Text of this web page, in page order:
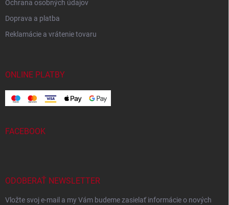
Ochrana osobných údajov
Doprava a platba
Reklamácie a vrátenie tovaru
ONLINE PLATBY
FACEBOOK
ODOBERAŤ NEWSLETTER
Vložte svoj e-mail a my Vám budeme zasielať informácie o nových